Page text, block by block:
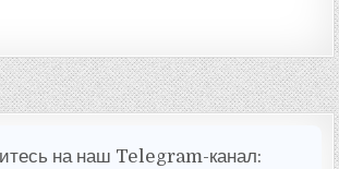
на наш Telegram-канал: